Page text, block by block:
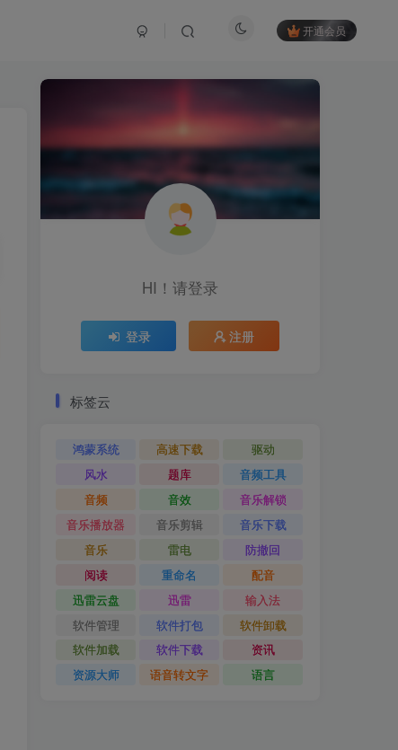
开通会员
HI！请登录
登录 注册
标签云
鸿蒙系统 高速下载
驱动
风水
题库
音频工具
音频
音效
音乐解锁
音乐播放器
音乐剪辑
音乐下载
音乐
雷电
防撤回
阅读
重命名
配音
迅雷云盘
迅雷
输入法
软件管理
软件打包
软件卸载
软件加载
软件下载
资讯
资源大师
语音转文字 语言